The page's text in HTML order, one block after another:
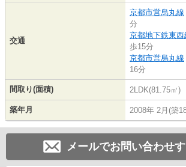
交通
京都市営烏丸線
分
京都地下鉄東西
歩15分
京都市営烏丸線
16分
間取り(面積) 2LDK(81.75㎡)
築年月 2008年 2月(築
メールでお問い合わせ